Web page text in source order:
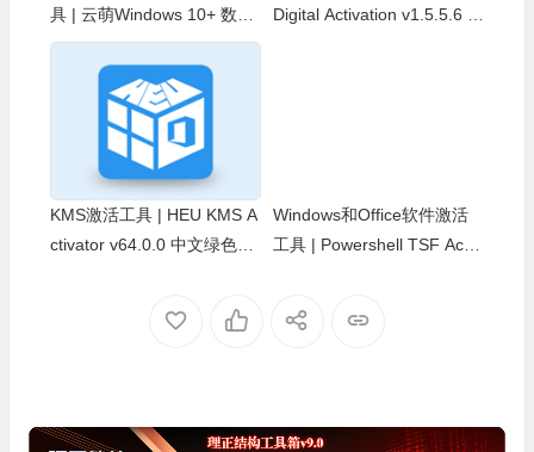
具 | 云萌Windows 10+ 数字
权利激活工具 v3.0.1 Build 2
60803-2
Digital Activation v1.5.5.6 汉
KMS激活工具 | HEU KMS A
ctivator v64.0.0 中文绿色版
Windows和Office软件激活
工具 | Powershell TSF Activ